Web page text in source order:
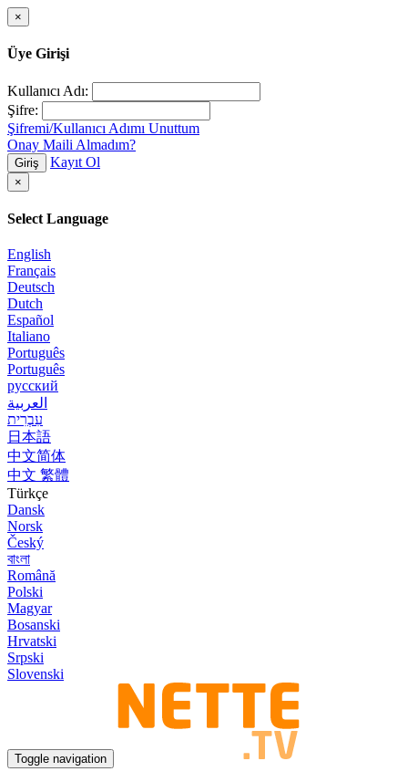
×
Üye Girişi
Kullanıcı Adı:
Şifre:
Şifremi/Kullanıcı Adımı Unuttum
Onay Maili Almadım?
Giriş Kayıt Ol
×
Select Language
English
Français
Deutsch
Dutch
Español
Italiano
Português
Português
русский
العربية
עִבְרִית
日本語
中文简体
中文 繁體
Türkçe
Dansk
Norsk
Český
বাংলা
Română
Polski
Magyar
Bosanski
Hrvatski
Srpski
Slovenski
Toggle navigation